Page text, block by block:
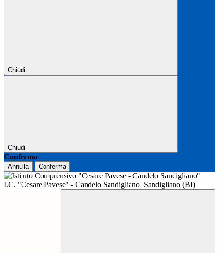
Chiudi
Chiudi
Conferma
Annulla Conferma
I.C. "Cesare Pavese" - Candelo Sandigliano Sandigliano (BI)